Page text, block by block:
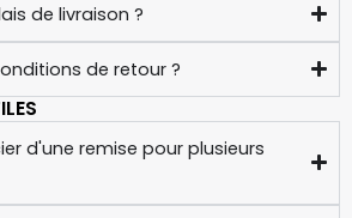
de livraison ?
de retour ?
d'une remise pour plusieurs